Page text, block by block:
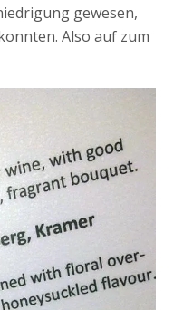
gewesen,
Also auf zum